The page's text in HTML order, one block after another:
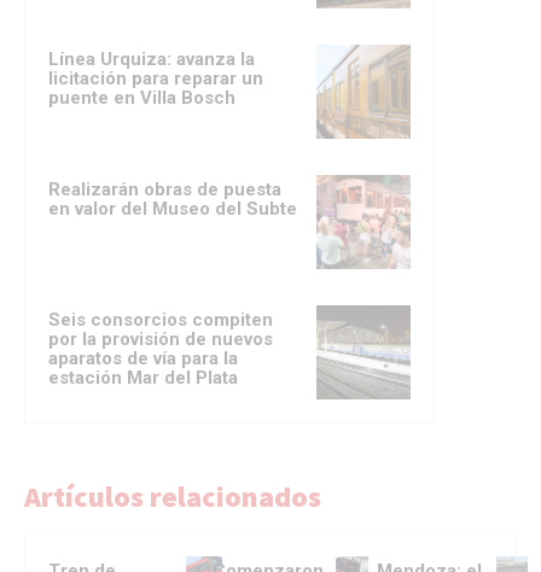
Línea Urquiza: avanza la
licitación para reparar un
puente en Villa Bosch
Realizarán obras de puesta
en valor del Museo del Subte
Seis consorcios compiten
por la provisión de nuevos
aparatos de vía para la
estación Mar del Plata
Artículos relacionados